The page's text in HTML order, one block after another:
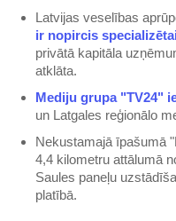
Latvijas veselības
ir nopircis
privātā kapitāla
atklāta.
Mediju grupa "TV24"
un Latgales reģionālo
Nekustamajā īpašumā
4,4 kilometru attālumā
Saules paneļu
platībā.